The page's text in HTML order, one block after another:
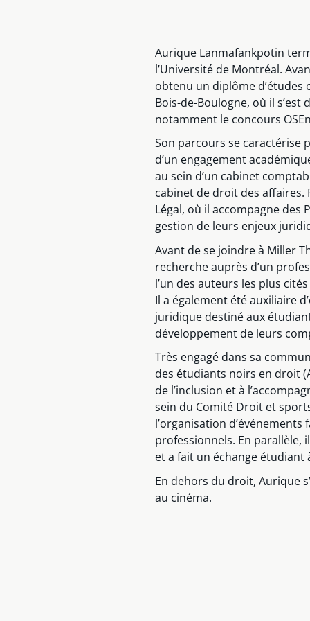
Aurique Lanmafankpotin
l’Université de Montréal.
obtenu un diplôme d’études
Bois-de-Boulogne, où il
notamment le concours
Son parcours se caractérise
d’un engagement
au sein d’un cabinet
cabinet de droit des affaires.
Légal, où il accompagne des
gestion de leurs enjeux
Avant de se joindre à Miller
recherche auprès d’un
l’un des auteurs les plus
Il a également été auxiliaire
juridique destiné aux
développement de leurs
Très engagé dans sa
des étudiants noirs en droit
de l’inclusion et à
sein du Comité Droit et
l’organisation
professionnels. En parallèle,
et a fait un échange étudiant
En dehors du droit, Aurique
au cinéma.